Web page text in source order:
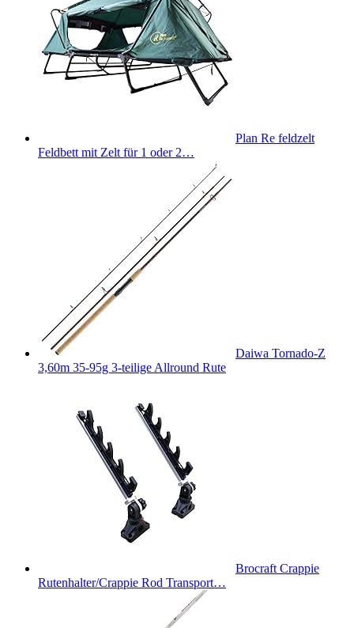
Plan Re feldzelt
Feldbett mit Zelt für 1 oder 2…
Daiwa Tornado-Z
3,60m 35-95g 3-teilige Allround Rute
Brocraft Crappie
Rutenhalter/Crappie Rod Transport…